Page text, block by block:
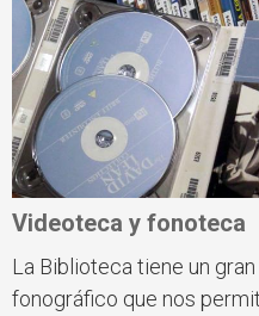
Videoteca y fonoteca
La Biblioteca tiene un
fonográfico que nos